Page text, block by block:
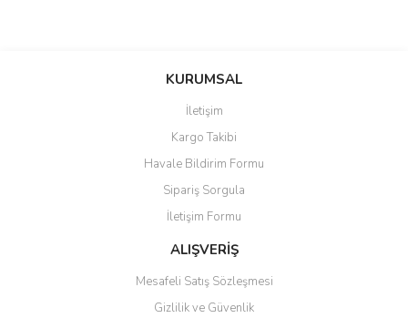
Bu ürüne ilk yorumu siz yapın!
Ürün resmi kalitesiz, bozuk veya görüntülenemiyor.
Ürün açıklamasında eksik bilgiler bulunuyor.
Ürün bilgilerinde hatalar bulunuyor.
Ürün fiyatı diğer sitelerden daha pahalı.
Bu ürüne benzer farklı alternatifler olmalı.
KURUMSAL
İletişim
Kargo Takibi
Havale Bildirim Formu
Sipariş Sorgula
İletişim Formu
ALIŞVERİŞ
Mesafeli Satış Sözleşmesi
Gizlilik ve Güvenlik